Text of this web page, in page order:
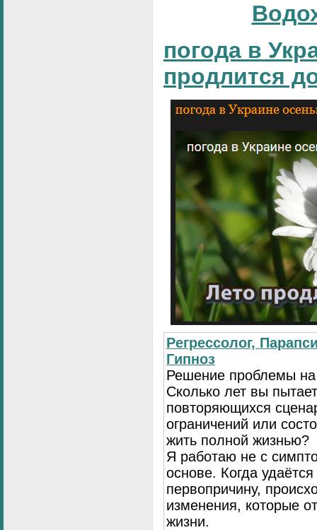
погода в
продлится
Регрессолог,
Гипноз
Решение проблемы на
Сколько лет вы
повторяющихся
ограничений или
жить полной жизнью?
Я работаю не с
основе. Когда
первопричину,
изменения, которые
жизни.